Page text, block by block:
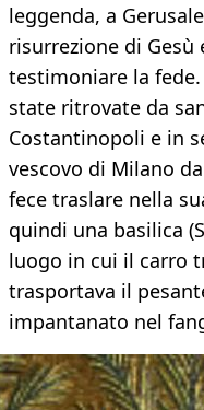
leggenda, a
risurrezione di
testimoniare la
state ritrovate da
Costantinopoli e in
vescovo di Milano
fece traslare nella
quindi una basilica
luogo in cui il carro
trasportava il
impantanato nel